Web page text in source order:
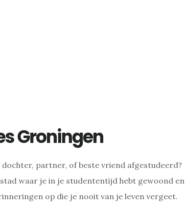
Groningen
partner, of beste vriend afgestudeerd?
waar je in je studententijd hebt gewoond en
op die je nooit van je leven vergeet.